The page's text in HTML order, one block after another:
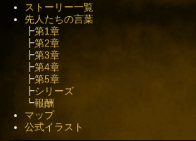
ストーリー一覧
先人たちの言葉
┣第1章
┣第2章
┣第3章
┣第4章
┣第5章
┣シリーズ
┗報酬
マップ
公式イラスト